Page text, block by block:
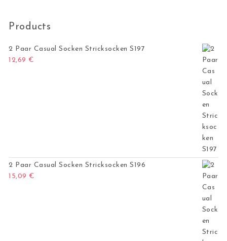
Products
2 Paar Casual Socken Stricksocken S197
12,69 €
2 Paar Casual Socken Stricksocken S196
15,09 €